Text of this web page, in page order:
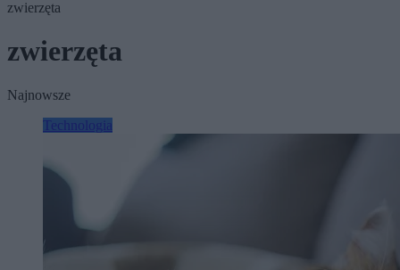
zwierzęta
zwierzęta
Najnowsze
Technologia